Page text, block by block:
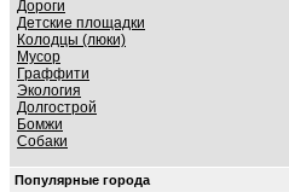
Дороги
Детские площадки
Колодцы (люки)
Мусор
Граффити
Экология
Долгострой
Бомжи
Собаки
Популярные города